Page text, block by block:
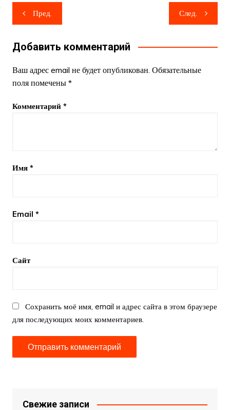
Навигация
по
записям
Пред. След.
Добавить комментарий
Ваш адрес email не будет опубликован. Обязательные
поля помечены *
Комментарий *
Имя *
Email *
Сайт
Сохранить моё имя, email и адрес сайта в этом браузере
для последующих моих комментариев.
Свежие записи